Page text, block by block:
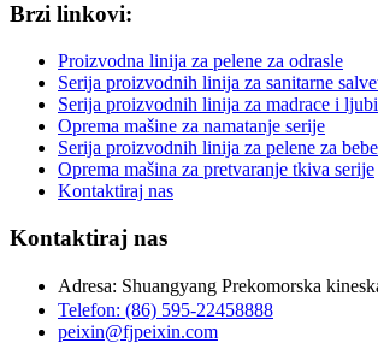
Brzi linkovi:
Proizvodna linija za pelene za odrasle
Serija proizvodnih linija za sanitarne
Serija proizvodnih linija za madrace i
Oprema mašine za namatanje serije
Serija proizvodnih linija za pelene za bebe
Oprema mašina za pretvaranje tkiva serije
Kontaktiraj nas
Kontaktiraj nas
Adresa: Shuangyang Prekomorska
Telefon: (86) 595-22458888
peixin@fjpeixin.com